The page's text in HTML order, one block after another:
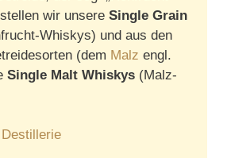
wir unsere Single Grain
Whiskys) und aus den
(dem Malz engl.
Single Malt Whiskys (Malz-